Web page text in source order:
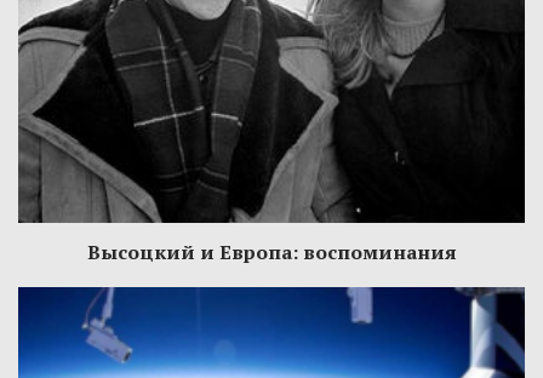
Высоцкий и Европа: воспоминания